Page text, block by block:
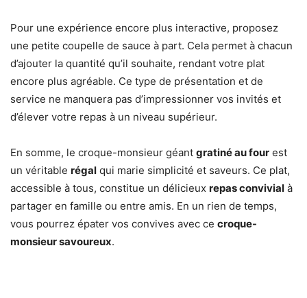
Pour une expérience encore plus interactive, proposez
une petite coupelle de sauce à part. Cela permet à chacun
d’ajouter la quantité qu’il souhaite, rendant votre plat
encore plus agréable. Ce type de présentation et de
service ne manquera pas d’impressionner vos invités et
d’élever votre repas à un niveau supérieur.
En somme, le croque-monsieur géant gratiné au four est
un véritable régal qui marie simplicité et saveurs. Ce plat,
accessible à tous, constitue un délicieux repas convivial à
partager en famille ou entre amis. En un rien de temps,
vous pourrez épater vos convives avec ce croque-
monsieur savoureux.